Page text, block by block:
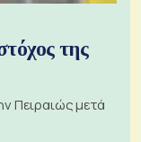
της
Πειραιώς μετά